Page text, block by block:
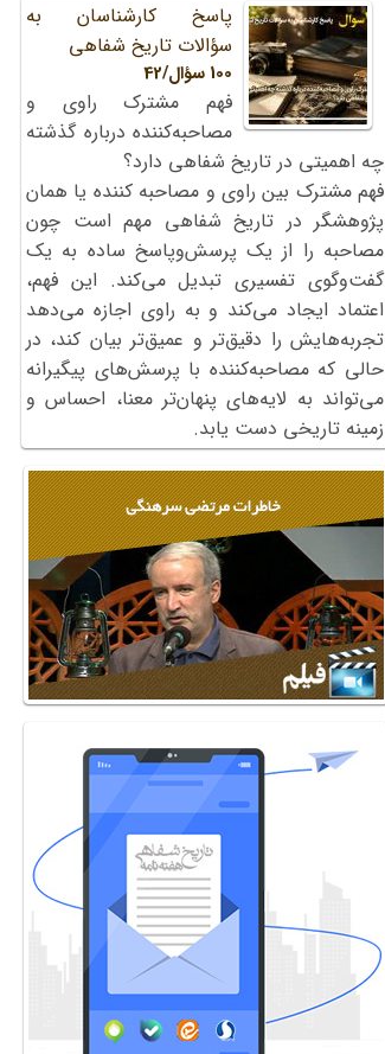
پاسخ کارشناسان به
سؤالات تاریخ شفاهی
100 سؤال/42
فهم مشترک راوی و
مصاحبه‌کننده درباره گذشته
چه اهمیتی در تاریخ شفاهی دارد؟
فهم مشترک بین راوی و مصاحبه کننده یا همان
پژوهشگر در تاریخ شفاهی مهم است چون
مصاحبه را از یک پرسش‌وپاسخ ساده به یک
گفت‌وگوی تفسیری تبدیل می‌کند. این فهم،
اعتماد ایجاد می‌کند و به راوی اجازه می‌دهد
تجربه‌هایش را دقیق‌تر و عمیق‌تر بیان کند، در
حالی که مصاحبه‌کننده با پرسش‌های پیگیرانه
می‌تواند به لایه‌های پنهان‌تر معنا، احساس و
زمینه تاریخی دست یابد.